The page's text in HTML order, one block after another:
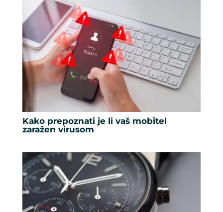
Kako prepoznati je li vaš mobitel
zaražen virusom